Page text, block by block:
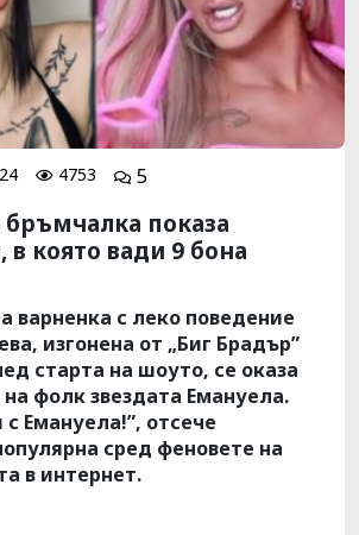
4753 5
бръмчалка показа
в която вади 9 бона
варненка с леко поведение
изгонена от „Биг Брадър”
старта на шоуто, се оказа
фолк звездата Емануела.
Емануела!”, отсече
сред феновете на
в интернет.